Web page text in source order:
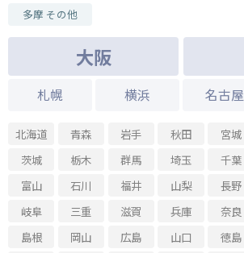
2025.06.28 - 2025.06.28
2025.05.28 - 2025.05.28
goo blogサービス終了に伴うブログ引越しのお知らせ
2025.05.22 - 2025.05.22
2025.04.26 - 2025.04.26
2025.03.27 - 2025.03.27
【京橋蚤の市vol.4】開催のお知らせ
2025.02.22 - 2025.02.23
【銀座ぽちっと蚤の市vol.38】開催のお知らせ
多摩 その他
大阪
札幌 横浜 名古屋
北海道 青森 岩手 秋田 宮城
茨城
栃木 群馬 埼玉 千葉
富山
石川 福井 山梨 長野
岐阜
三重 滋賀 兵庫 奈良
島根
岡山 広島 山口 徳島